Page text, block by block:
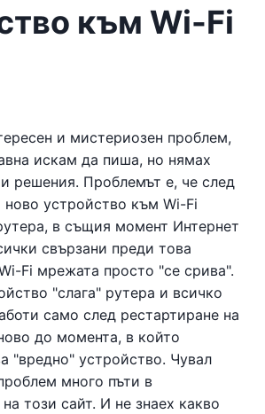
към Wi-Fi
и мистериозен проблем,
искам да пиша, но нямах
решения. Проблемът е, че след
ново устройство към Wi-Fi
в същия момент Интернет
свързани преди това
Fi мрежата просто "се срива".
"слага" рутера и всичко
само след рестартиране на
до момента, в който
"вредно" устройство. Чувал
много пъти в
този сайт. И не знаех какво